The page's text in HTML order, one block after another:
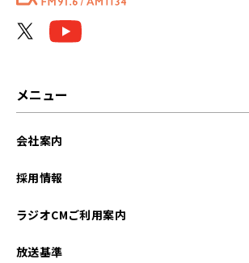
メニュー
会社案内
採用情報
ラジオCMご利用案内
放送基準